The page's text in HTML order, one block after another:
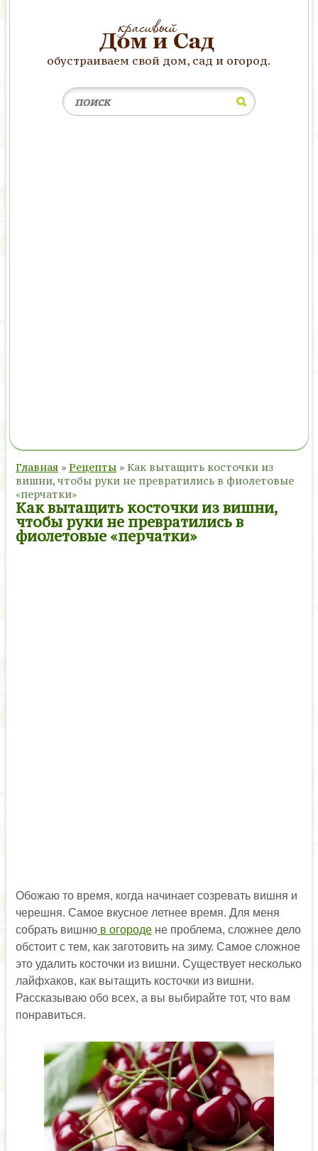
обустраиваем свой дом, сад и огород.
Главная » Рецепты » Как вытащить косточки из
вишни, чтобы руки не превратились в фиолетовые
«перчатки»
Как вытащить косточки из вишни,
чтобы руки не превратились в
фиолетовые «перчатки»
Обожаю то время, когда начинает созревать вишня и
черешня. Самое вкусное летнее время. Для меня
собрать вишнюв огородене проблема, сложнее дело
обстоит с тем, как заготовить на зиму. Самое сложное
это удалить косточки из вишни. Существует несколько
лайфхаков, как вытащить косточки из вишни.
Рассказываю обо всех, а вы выбирайте тот, что вам
понравиться.